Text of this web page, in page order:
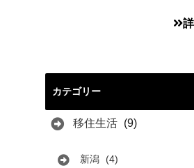
カテゴリー
移住生活 (9)
新潟 (4)